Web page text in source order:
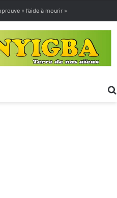
« l’aide à mourir »